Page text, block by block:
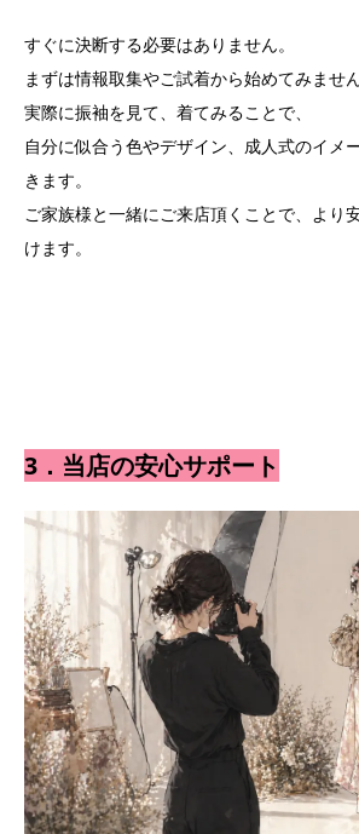
すぐに決断する必要はありません。
まずは情報取集やご試着から始めてみませ
実際に振袖を見て、着てみることで、
自分に似合う色やデザイン、成人式のイメ
きます。
ご家族様と一緒にご来店頂くことで、より
けます。
3．当店の安心サポート